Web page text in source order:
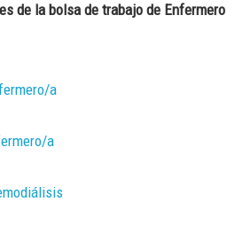
de la bolsa de trabajo de Enfermero
a
a